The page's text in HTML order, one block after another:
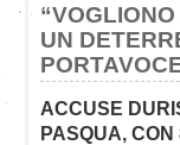
UN
ACCUSE
PASQUA, CON